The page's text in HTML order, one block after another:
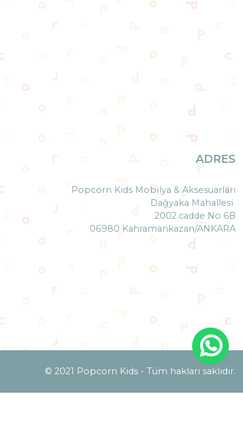
ADRES
Popcorn Kids Mobilya & Aksesuarları
Dağyaka Mahallesi
2002.cadde No 6B
06980 Kahramankazan/ANKARA
© 2021 Popcorn Kids - Tüm hakları saklıdır.